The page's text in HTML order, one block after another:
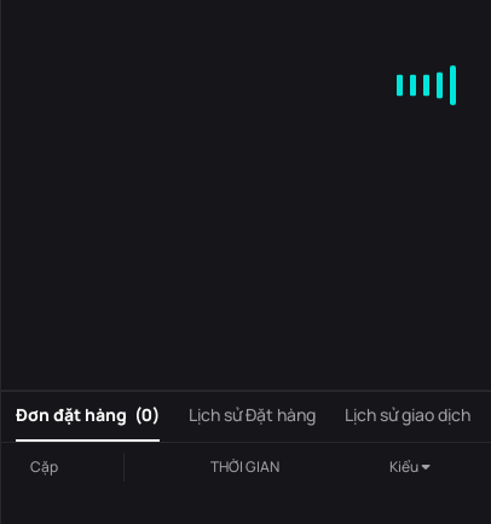
Đơn đặt hàng (0) Lịch sử Đặt hàng Lịch sử giao dịch
Cặp THỜI GIAN Kiểu